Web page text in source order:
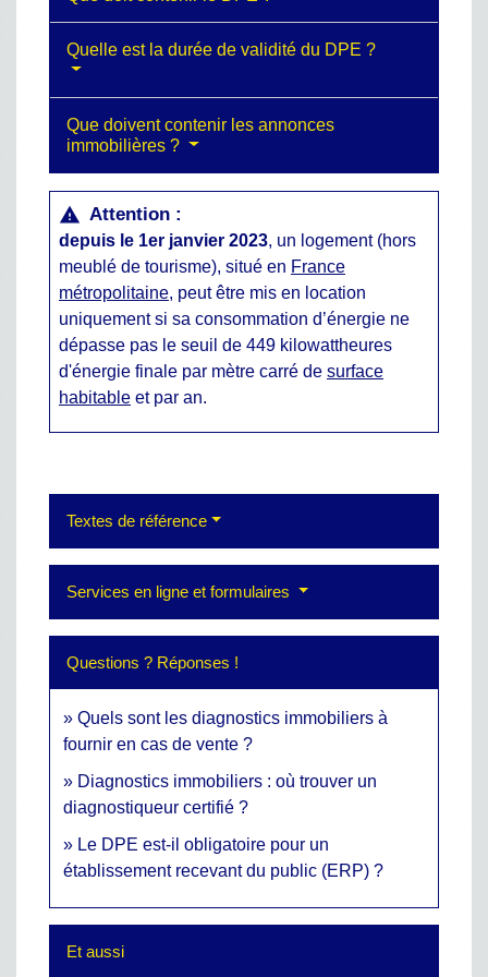
Quelle est la durée de validité du DPE ?
Que doivent contenir les annonces
immobilières ?
warning Attention :
depuis le 1er janvier 2023, un logement (hors
meublé de tourisme), situé en France
métropolitaine, peut être mis en location
uniquement si sa consommation d’énergie ne
dépasse pas le seuil de 449 kilowattheures
d'énergie finale par mètre carré de surface
habitable et par an.
Textes de référence
Services en ligne et formulaires
Questions ? Réponses !
Quels sont les diagnostics immobiliers à
fournir en cas de vente ?
Diagnostics immobiliers : où trouver un
diagnostiqueur certifié ?
Le DPE est-il obligatoire pour un
établissement recevant du public (ERP) ?
Et aussi